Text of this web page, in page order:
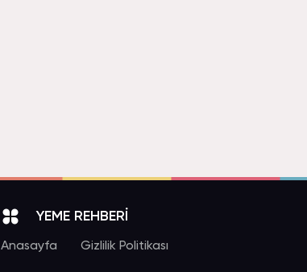
YEME REHBERİ
Anasayfa Gizlilik Politikası